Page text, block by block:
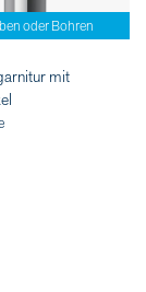
oder Bohren
mit